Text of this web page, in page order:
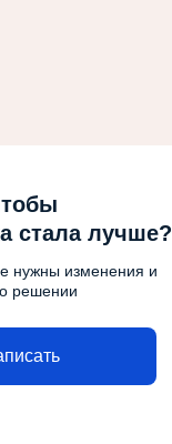
стала лучше?
нужны изменения и
о решении